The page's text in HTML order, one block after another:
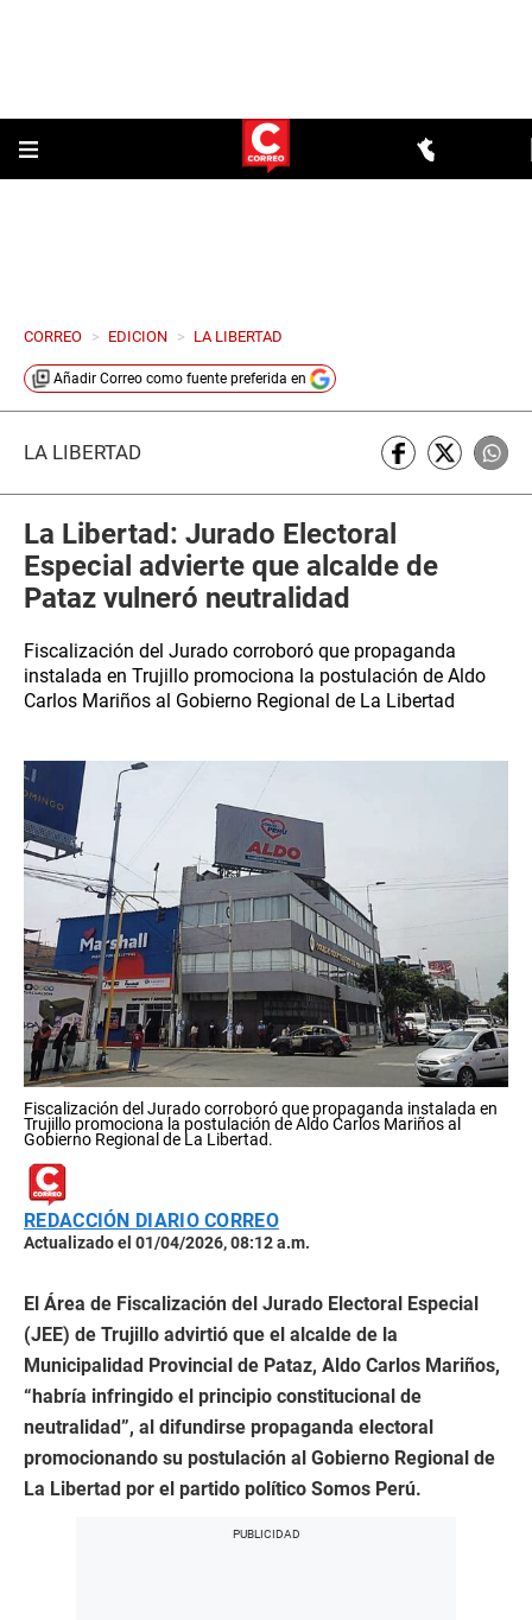
CORREO > EDICION > LA LIBERTAD
Añadir Correo como fuente preferida en
LA LIBERTAD
La Libertad: Jurado Electoral
Especial advierte que alcalde de
Pataz vulneró neutralidad
Fiscalización del Jurado corroboró que propaganda
instalada en Trujillo promociona la postulación de Aldo
Carlos Mariños al Gobierno Regional de La Libertad
Fiscalización del Jurado corroboró que propaganda instalada en
Trujillo promociona la postulación de Aldo Carlos Mariños al
Gobierno Regional de La Libertad.
REDACCIÓN DIARIO CORREO
Actualizado el 01/04/2026, 08:12 a.m.
El Área de Fiscalización del Jurado Electoral Especial
(JEE) de Trujillo advirtió que el alcalde de la
Municipalidad Provincial de Pataz, Aldo Carlos Mariños,
“habría infringido el principio constitucional de
neutralidad”, al difundirse propaganda electoral
promocionando su postulación al Gobierno Regional de
La Libertad por el partido político Somos Perú.